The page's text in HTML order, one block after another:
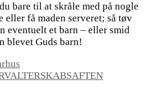
bare til at skråle med på nogle
eller få maden serveret; så tøv
eventuelt et barn – eller smid
blevet Guds barn!